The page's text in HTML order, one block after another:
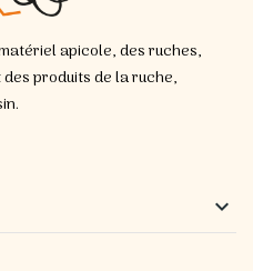
apicole, des ruches,
produits de la ruche,
